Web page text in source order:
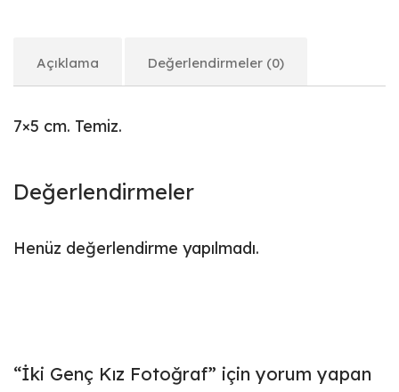
Açıklama Değerlendirmeler (0)
7×5 cm. Temiz.
Değerlendirmeler
Henüz değerlendirme yapılmadı.
“İki Genç Kız Fotoğraf” için yorum yapan